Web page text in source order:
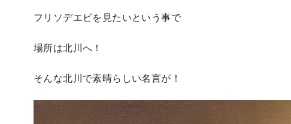
フリソデエビを見たいという事で
場所は北川へ！
そんな北川で素晴らしい名言が！